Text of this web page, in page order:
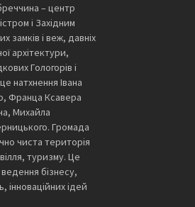
– центр
і Західним
замків і веж, давніх
архітектури,
Гологорів і
натхнення Івана
Франца Ксавера
Михайла
Громада
чиста територія
туризму. Це
бізнесу,
інноваційних ідей